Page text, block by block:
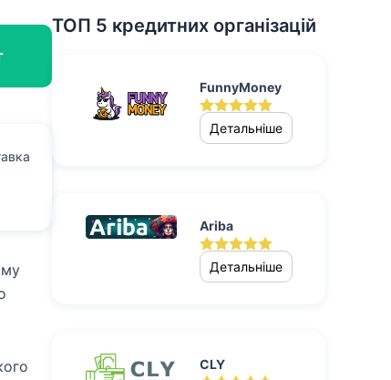
ТОП 5 кредитних організацій
FunnyMoney
Детальніше
Ariba
Детальніше
CLY